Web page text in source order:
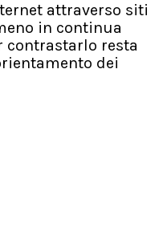
attraverso siti
in continua
contrastarlo resta
dei